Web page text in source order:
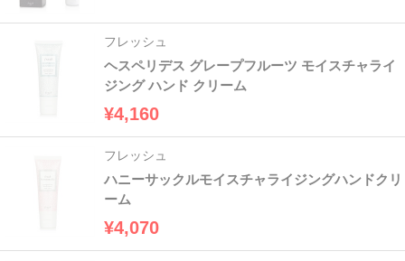
フレッシュ
ヘスペリデス グレープフルーツ モイスチャライ
ジング ハンド クリーム
¥4,160
フレッシュ
ハニーサックルモイスチャライジングハンドクリ
ーム
¥4,070